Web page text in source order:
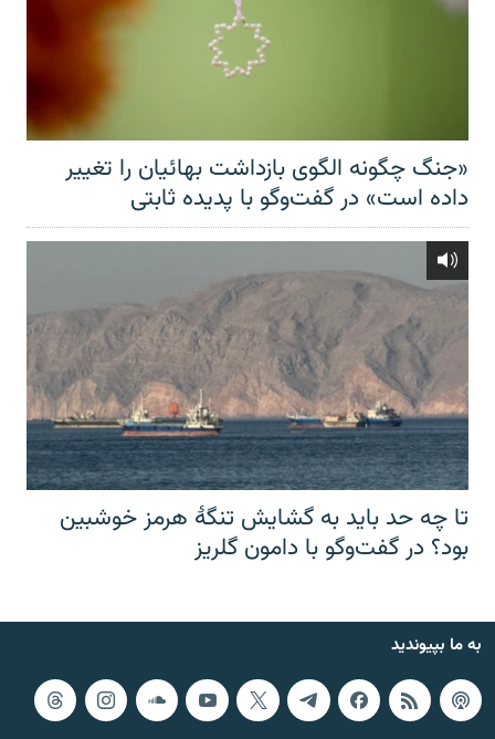
«جنگ چگونه الگوی بازداشت بهائیان را تغییر
داده است» در گفت‌وگو با پدیده ثابتی
تا چه حد باید به گشایش تنگهٔ هرمز خوشبین
بود؟ در گفت‌وگو با دامون گلریز
به ما بپیوندید